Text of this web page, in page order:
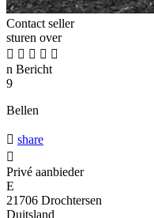
Contact seller
sturen over
    
n Bericht
9
Bellen
 share

Privé aanbieder
E
21706 Drochtersen
Duitsland